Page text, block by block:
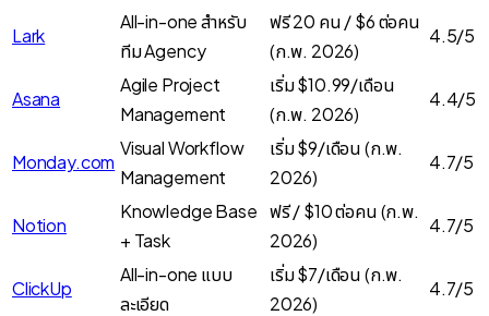
Lark
All-in-one สำหรับ
ทีม Agency
ฟรี 20 คน / $6 ต่อคน
(ก.พ. 2026)
4.5/5
Asana
Agile Project
Management
เริ่ม $10.99/เดือน
(ก.พ. 2026)
4.4/5
Monday.com
Visual Workflow
Management
เริ่ม $9/เดือน (ก.พ.
2026)
4.7/5
Notion
Knowledge Base
+ Task
ฟรี / $10 ต่อคน (ก.พ.
2026)
4.7/5
ClickUp
All-in-one แบบ
ละเอียด
เริ่ม $7/เดือน (ก.พ.
2026)
4.7/5